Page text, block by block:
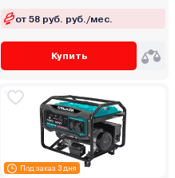
от 58 руб. руб./мес.
Купить
Под заказ 3 дня